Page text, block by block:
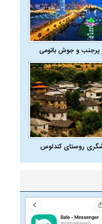
و جوش باتومی
روستای کندلوس